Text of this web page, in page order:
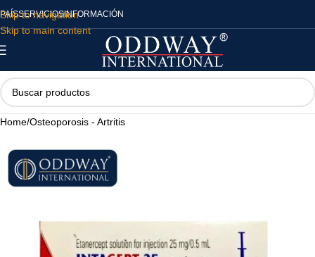
Skip to navigation
Skip to main content
PAÍSSERVICIOSINFORMACIÓN
Home/Osteoporosis - Artritis